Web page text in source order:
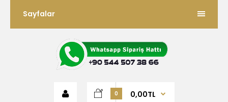
Sayfalar
0 0,00TL